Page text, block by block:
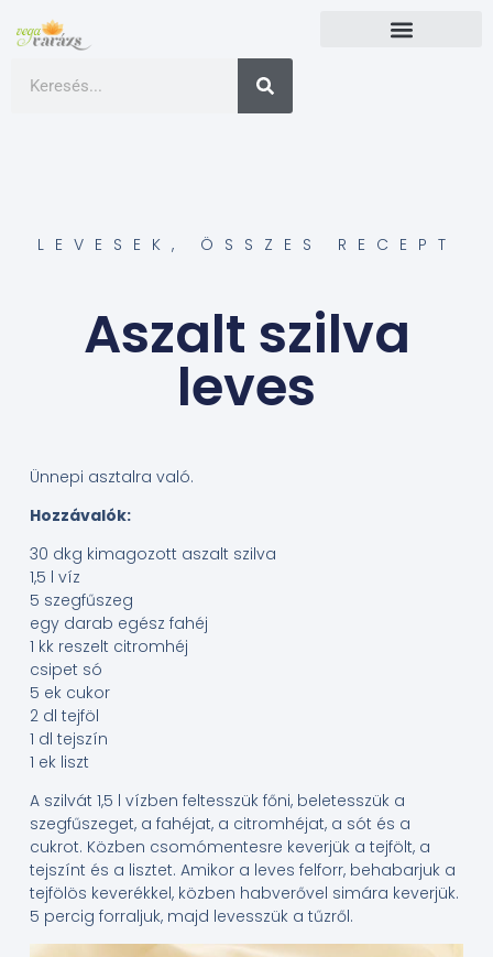
LEVESEK , ÖSSZES RECEPT
Aszalt szilva
leves
Ünnepi asztalra való.
Hozzávalók:
30 dkg kimagozott aszalt szilva
1,5 l víz
5 szegfűszeg
egy darab egész fahéj
1 kk reszelt citromhéj
csipet só
5 ek cukor
2 dl tejföl
1 dl tejszín
1 ek liszt
A szilvát 1,5 l vízben feltesszük főni, beletesszük a
szegfűszeget, a fahéjat, a citromhéjat, a sót és a
cukrot. Közben csomómentesre keverjük a tejfölt, a
tejszínt és a lisztet. Amikor a leves felforr, behabarjuk a
tejfölös keverékkel, közben habverővel simára keverjük.
5 percig forraljuk, majd levesszük a tűzről.